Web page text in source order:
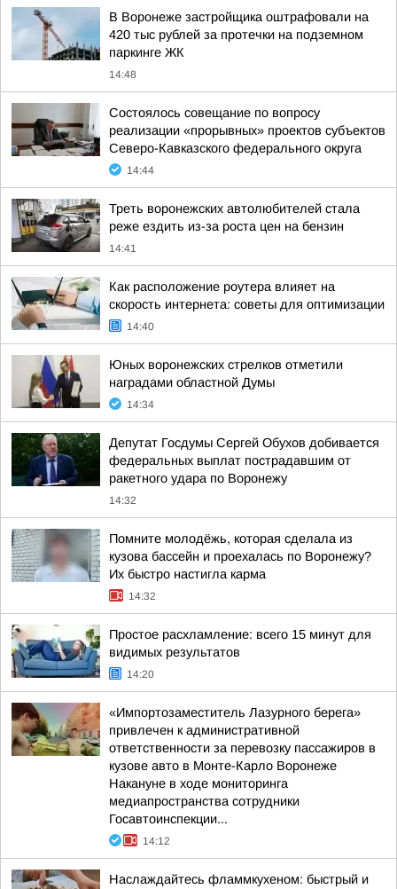
В Воронеже застройщика оштрафовали на
420 тыс рублей за протечки на подземном
паркинге ЖК
14:48
Состоялось совещание по вопросу
реализации «прорывных» проектов субъектов
Северо-Кавказского федерального округа
14:44
Треть воронежских автолюбителей стала
реже ездить из-за роста цен на бензин
14:41
Как расположение роутера влияет на
скорость интернета: советы для оптимизации
14:40
Юных воронежских стрелков отметили
наградами областной Думы
14:34
Депутат Госдумы Сергей Обухов добивается
федеральных выплат пострадавшим от
ракетного удара по Воронежу
14:32
Помните молодёжь, которая сделала из
кузова бассейн и проехалась по Воронежу?
Их быстро настигла карма
14:32
Простое расхламление: всего 15 минут для
видимых результатов
14:20
«Импортозаместитель Лазурного берега»
привлечен к административной
ответственности за перевозку пассажиров в
кузове авто в Монте-Карло Воронеже
Накануне в ходе мониторинга
медиапространства сотрудники
Госавтоинспекции...
14:12
Наслаждайтесь фламмкухеном: быстрый и